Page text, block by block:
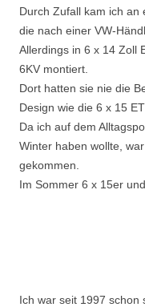
Durch Zufall kam ich an
die nach einer VW-
Allerdings in 6 x 14 Zoll
6KV montiert.
Dort hatten sie nie die
Design wie die 6 x 15
Da ich auf dem
Winter haben wollte,
gekommen.
Im Sommer 6 x 15er
Ich war seit 1997 schon